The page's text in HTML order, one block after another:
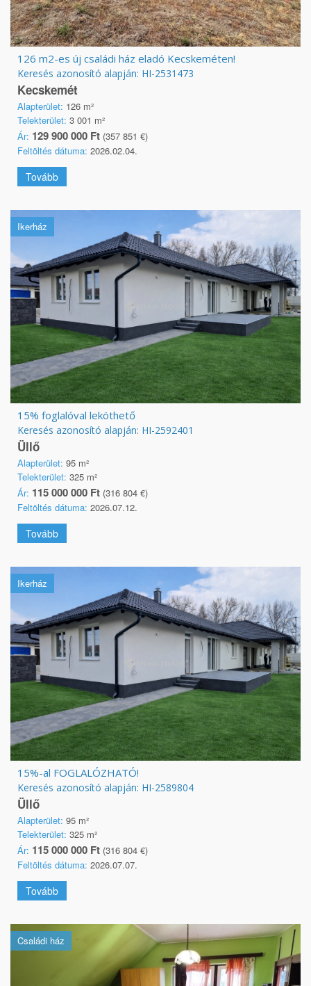
126 m2-es új családi ház eladó Kecskeméten!
Keresés azonosító alapján: HI-2531473
Kecskemét
Alapterület: 126 m²
Telekterület: 3 001 m²
Ár: 129 900 000 Ft (357 851 €)
Feltöltés dátuma: 2026.02.04.
Tovább
Ikerház
15% foglalóval leköthető
Keresés azonosító alapján: HI-2592401
Üllő
Alapterület: 95 m²
Telekterület: 325 m²
Ár: 115 000 000 Ft (316 804 €)
Feltöltés dátuma: 2026.07.12.
Tovább
Ikerház
15%-al FOGLALÓZHATÓ!
Keresés azonosító alapján: HI-2589804
Üllő
Alapterület: 95 m²
Telekterület: 325 m²
Ár: 115 000 000 Ft (316 804 €)
Feltöltés dátuma: 2026.07.07.
Tovább
Családi ház